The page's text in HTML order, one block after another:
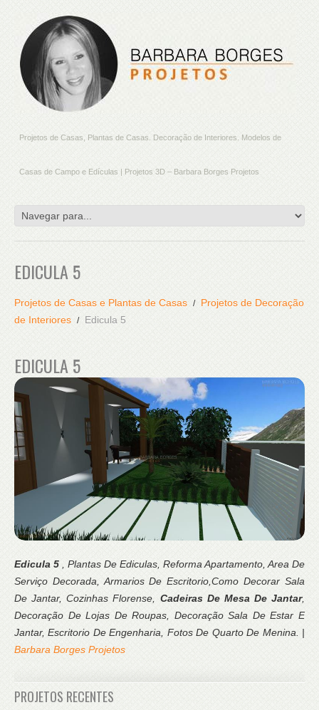
Projetos de Casas, Plantas de Casas. Decoração de Interiores. Modelos de
Casas de Campo e Edículas | Projetos 3D – Barbara Borges Projetos
EDICULA 5
Projetos de Casas e Plantas de Casas
Projetos de Decoração
de Interiores
Edicula 5
EDICULA 5
Edicula 5 , Plantas De Ediculas, Reforma Apartamento, Area De
Serviço Decorada, Armarios De Escritorio,Como Decorar Sala
De Jantar, Cozinhas Florense, Cadeiras De Mesa De Jantar,
Decoração De Lojas De Roupas, Decoração Sala De Estar E
Jantar, Escritorio De Engenharia, Fotos De Quarto De Menina. |
Barbara Borges Projetos
PROJETOS RECENTES